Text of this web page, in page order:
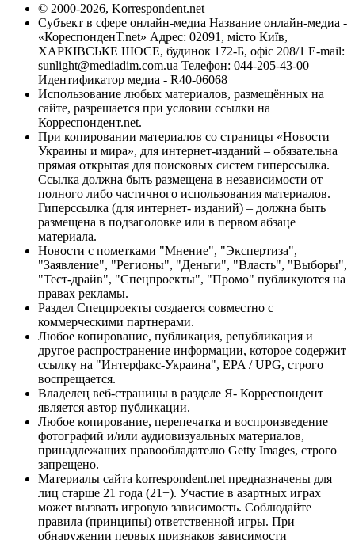
© 2000-2026, Korrespondent.net
Субъект в сфере онлайн-медиа Название онлайн-медиа -
«КореспонденТ.net» Адрес: 02091, місто Київ,
ХАРКІВСЬКЕ ШОСЕ, будинок 172-Б, офіс 208/1 E-mail:
sunlight@mediadim.com.ua Телефон: 044-205-43-00
Идентификатор медиа - R40-06068
Использование любых материалов, размещённых на
сайте, разрешается при условии ссылки на
Корреспондент.net.
При копировании материалов со страницы «Новости
Украины и мира», для интернет-изданий – обязательна
прямая открытая для поисковых систем гиперссылка.
Ссылка должна быть размещена в независимости от
полного либо частичного использования материалов.
Гиперссылка (для интернет- изданий) – должна быть
размещена в подзаголовке или в первом абзаце
материала.
Новости с пометками "Мнение", "Экспертиза",
"Заявление", "Регионы", "Деньги", "Власть", "Выборы",
"Тест-драйв", "Спецпроекты", "Промо" публикуются на
правах рекламы.
Раздел Спецпроекты создается совместно с
коммерческими партнерами.
Любое копирование, публикация, републикация и
другое распространение информации, которое содержит
ссылку на "Интерфакс-Украина", EPA / UPG, строго
воспрещается.
Владелец веб-страницы в разделе Я- Корреспондент
является автор публикации.
Любое копирование, перепечатка и воспроизведение
фотографий и/или аудиовизуальных материалов,
принадлежащих правообладателю Getty Images, строго
запрещено.
Материалы сайта korrespondent.net предназначены для
лиц старше 21 года (21+). Участие в азартных играх
может вызвать игровую зависимость. Соблюдайте
правила (принципы) ответственной игры. При
обнаружении первых признаков зависимости